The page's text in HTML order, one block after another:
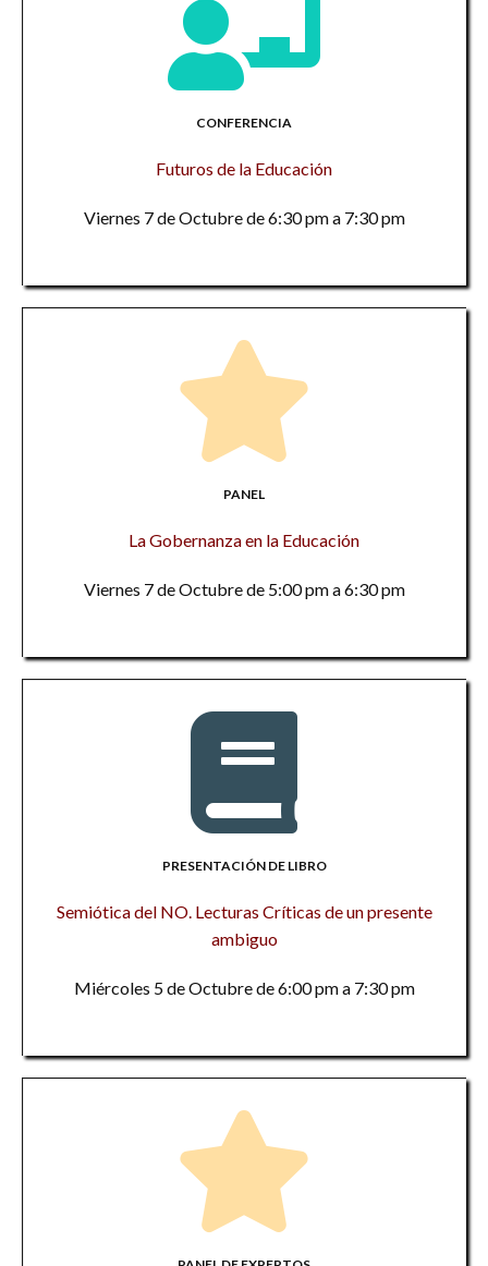
CONFERENCIA
Futuros de la Educación
Viernes 7 de Octubre de 6:30 pm a 7:30 pm
PANEL
La Gobernanza en la Educación
Viernes 7 de Octubre de 5:00 pm a 6:30 pm
PRESENTACIÓN DE LIBRO
Semiótica del NO. Lecturas Críticas de un presente
ambiguo
Miércoles 5 de Octubre de 6:00 pm a 7:30 pm